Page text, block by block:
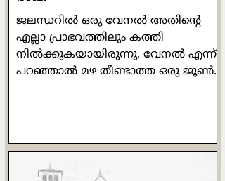
ജലന്ധറില്‍ ഒരു വേനല്‍ അതിന്‍റെ
എല്ലാ പ്രാഭവത്തിലും കത്തി
നില്‍ക്കുകയായിരുന്നു. വേനല്‍ എന്ന്
പറഞ്ഞാല്‍ മഴ തീണ്ടാത്ത ഒരു ജൂണ്‍
നാട്ടിലെ കായലുകളെപ്പോലെ
തോന്നിപ്പിച്ചു. ഉച്ചക്കത്തെ ചൂട്